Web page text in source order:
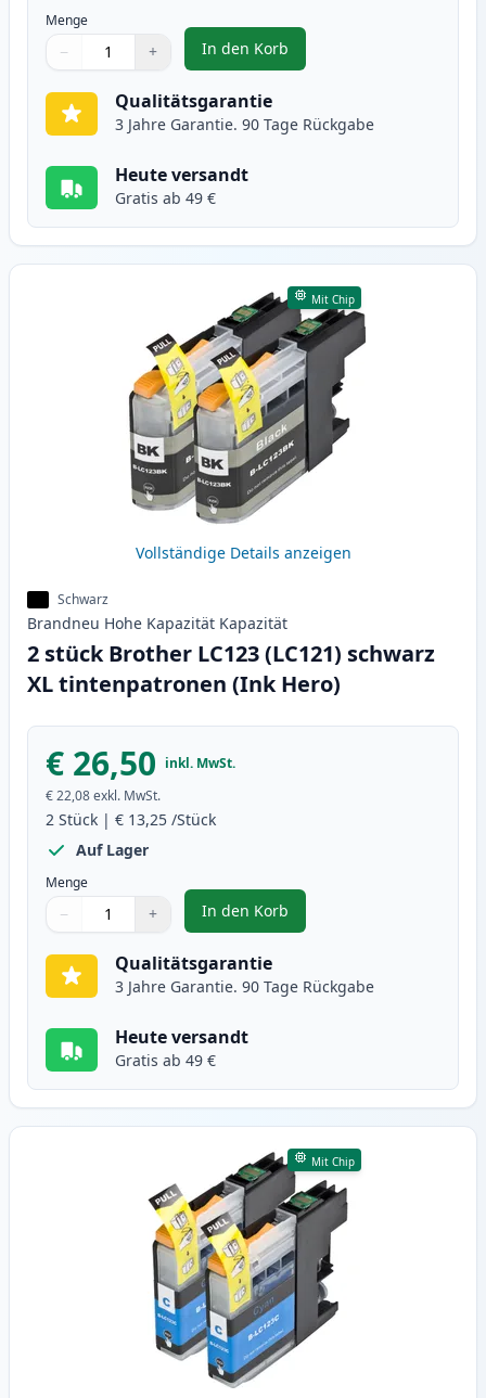
Menge
Verwenden Sie die Tasten, um anzupassen
− +
1
In den Korb
, 5 stück Brother LC123 (LC121)
Qualitätsgarantie
3 Jahre Garantie. 90 Tage Rückgabe
Heute versandt
Gratis ab 49 €
Mit Chip
Vollständige Details anzeigen
Schwarz
Brandneu Hohe Kapazität Kapazität
2 stück Brother LC123 (LC121) schwarz
XL tintenpatronen (Ink Hero)
€ 26,50 inkl. MwSt.
€ 22,08exkl. MwSt.
2 Stück | € 13,25 /Stück
Auf Lager
Menge
Verwenden Sie die Tasten, um anzupassen
− +
1
In den Korb
, 2 stück Brother LC123 (LC121)
Qualitätsgarantie
3 Jahre Garantie. 90 Tage Rückgabe
Heute versandt
Gratis ab 49 €
Mit Chip